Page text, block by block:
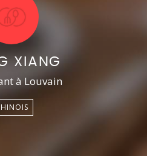
XIANG
à Louvain